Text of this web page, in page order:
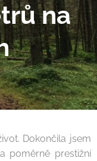
na
Dokončila jsem
poměrně prestižní